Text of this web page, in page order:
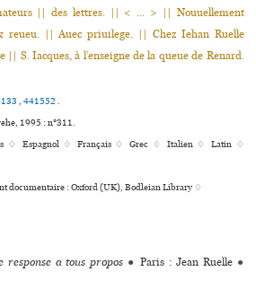
|| des lettres. || < ... > || Nouuelle­ment
reueu. || Auec priuilege. || Chez Iehan Ruelle
S. Iacques, à l’enseigne de la queue de Renard.
,441552.
1995 : n°311.
♢ Espagnol ♢ Français ♢Grec ♢ Italien ♢Latin ♢
documentaire : Oxford (UK), Bodleian Library ♢
response a tous propos ● Paris : Jean Ruelle ●